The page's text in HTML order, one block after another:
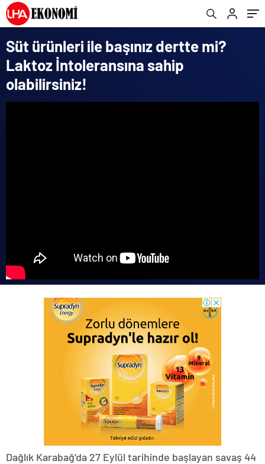
Süt ürünleri ile başınız dertte mi?
Laktoz İntoleransına sahip
olabilirsiniz!
Dağlık Karabağ’da 27 Eylül tarihinde başlayan savaş 44